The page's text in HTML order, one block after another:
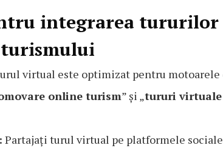
integrarea
virtual este optimizat pentru motoarele
online turism” și „tururi virtuale
Partajați turul virtual pe platformele